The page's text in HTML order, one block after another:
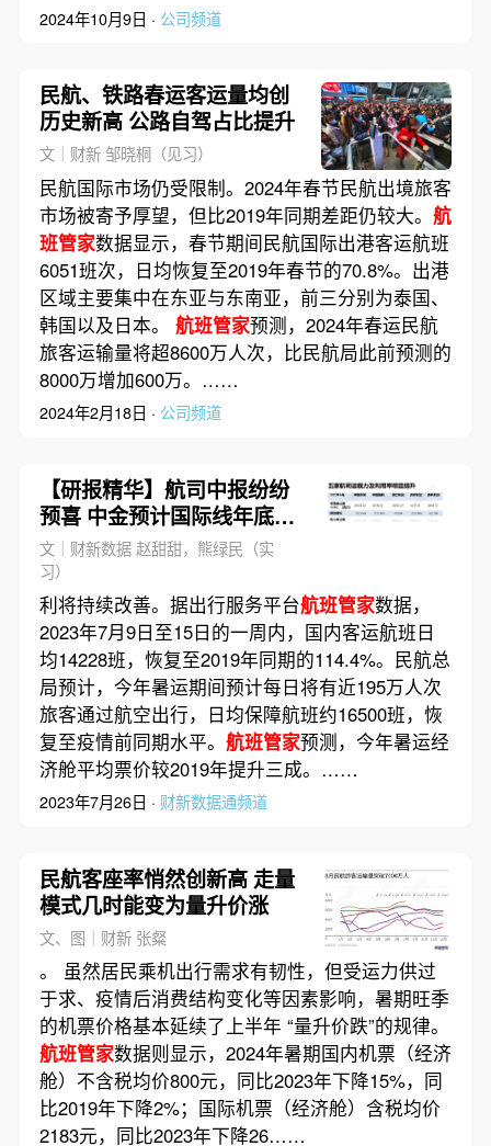
2024年10月9日 · 公司频道
民航、铁路春运客运量均创
历史新高 公路自驾占比提升
文｜财新 邹晓桐（见习）
民航国际市场仍受限制。2024年春节民航出境旅客
市场被寄予厚望，但比2019年同期差距仍较大。 航
班管家数据显示，春节期间民航国际出港客运航班
6051班次，日均恢复至2019年春节的70.8%。出港
区域主要集中在东亚与东南亚，前三分别为泰国、
韩国以及日本。 航班管家预测，2024年春运民航
旅客运输量将超8600万人次，比民航局此前预测的
8000万增加600万。……
2024年2月18日 · 公司频道
【研报精华】航司中报纷纷
预喜 中金预计国际线年底或
恢复八成
文｜财新数据 赵甜甜，熊绿民（实
习）
利将持续改善。据出行服务平台航班管家数据，
2023年7月9日至15日的一周内，国内客运航班日
均14228班，恢复至2019年同期的114.4%。民航总
局预计，今年暑运期间预计每日将有近195万人次
旅客通过航空出行，日均保障航班约16500班，恢
复至疫情前同期水平。 航班管家预测，今年暑运经
济舱平均票价较2019年提升三成。……
2023年7月26日 · 财新数据通频道
民航客座率悄然创新高 走量
模式几时能变为量升价涨
文、图｜财新 张粲
。 虽然居民乘机出行需求有韧性，但受运力供过
于求、疫情后消费结构变化等因素影响，暑期旺季
的机票价格基本延续了上半年 “量升价跌”的规律。
航班管家数据则显示，2024年暑期国内机票（经济
舱）不含税均价800元，同比2023年下降15%，同
比2019年下降2%；国际机票（经济舱）含税均价
2183元，同比2023年下降26……